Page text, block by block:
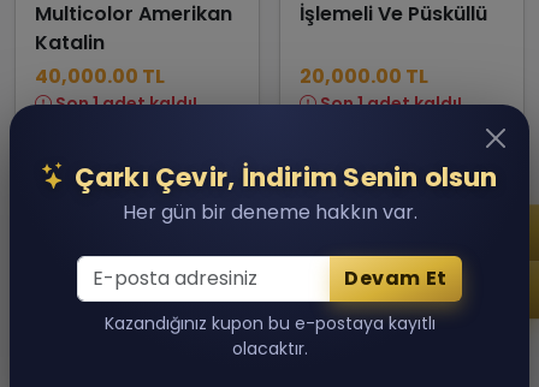
Multicolor Amerikan
Katalin
40,000.00 TL
Son 1 adet kaldı!
İşlemeli Ve Püsküllü
20,000.00 TL
Son 1 adet kaldı!
Çarkı Çevir, İndirim Senin olsun
Her gün bir deneme hakkın var.
Devam Et
Kazandığınız kupon bu e-postaya kayıtlı
olacaktır.